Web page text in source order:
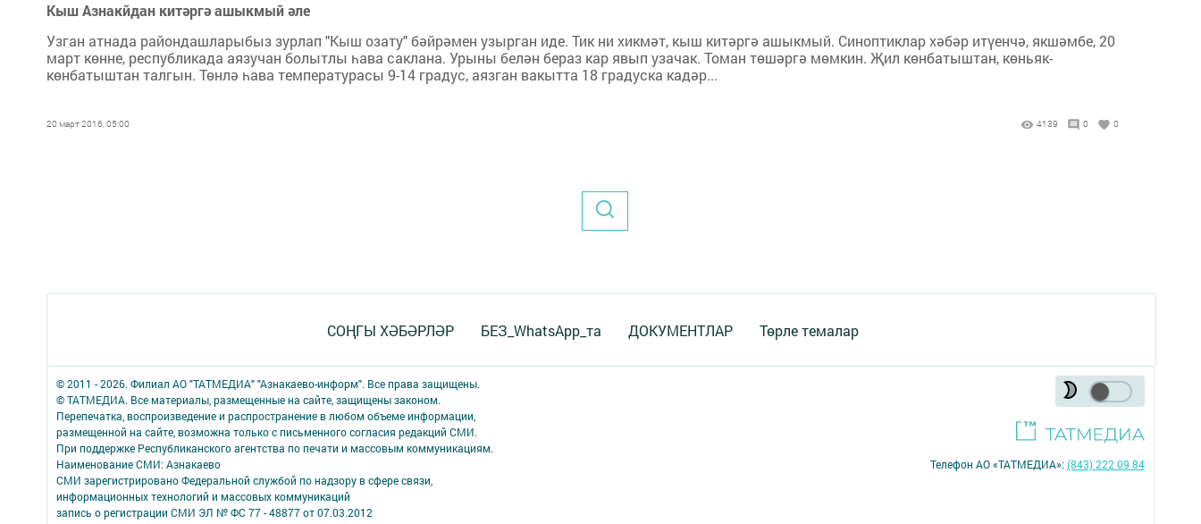
Кыш Азнакйдан китәргә ашыкмый әле
Узган атнада райондашларыбыз зурлап "Кыш озату" бәйрәмен узырган иде. Тик ни хикмәт, кыш китәргә ашыкмый. Синоптиклар хәбәр итүенчә, якшәмбе, 20
март көнне, республикада аязучан болытлы һава саклана. Урыны белән бераз кар явып узачак. Томан төшәргә мөмкин. Җил көнбатыштан, көньяк-
көнбатыштан талгын. Төнлә һава температурасы 9-14 градус, аязган вакытта 18 градуска кадәр...
20 март 2016, 05:00 4139 0 0
СОҢГЫ ХӘБӘРЛӘР БЕЗ_WhatsApp_та ДОКУМЕНТЛАР Төрле темалар
© 2011 - 2026. Филиал АО "ТАТМЕДИА" "Азнакаево-информ". Все права защищены.
© ТАТМЕДИА. Все материалы, размещенные на сайте, защищены законом.
Перепечатка, воспроизведение и распространение в любом объеме информации,
размещенной на сайте, возможна только с письменного согласия редакций СМИ.
При поддержке Республиканского агентства по печати и массовым коммуникациям.
Наименование СМИ: Азнакаево
СМИ зарегистрировано Федеральной службой по надзору в сфере связи,
информационных технологий и массовых коммуникаций
запись о регистрации СМИ ЭЛ № ФС 77 - 48877 от 07.03.2012
Телефон АО «ТАТМЕДИА»:(843) 222 09 84